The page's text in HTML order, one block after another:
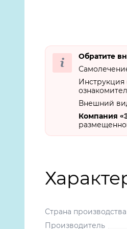
Обратите
Инструкция
Внешний
Компания
Страна производства
Производитель